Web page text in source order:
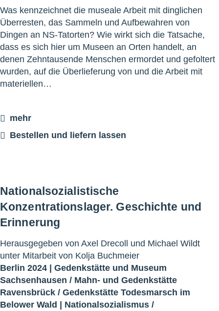
Was kennzeichnet die museale Arbeit mit dinglichen
Überresten, das Sammeln und Aufbewahren von
Dingen an NS-Tatorten? Wie wirkt sich die Tatsache,
dass es sich hier um Museen an Orten handelt, an
denen Zehntausende Menschen ermordet und gefoltert
wurden, auf die Überlieferung von und die Arbeit mit
materiellen…
mehr
Bestellen und liefern lassen
Nationalsozialistische
Konzentrationslager. Geschichte und
Erinnerung
Herausgegeben von Axel Drecoll und Michael Wildt
unter Mitarbeit von Kolja Buchmeier
Berlin 2024 | Gedenkstätte und Museum
Sachsenhausen / Mahn- und Gedenkstätte
Ravensbrück / Gedenkstätte Todesmarsch im
Belower Wald | Nationalsozialismus /